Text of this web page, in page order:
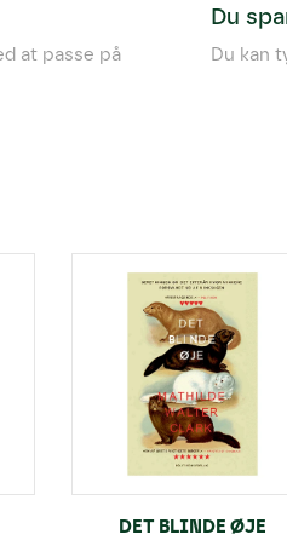
at passe på
Du
Du kan
DET BLINDE ØJE